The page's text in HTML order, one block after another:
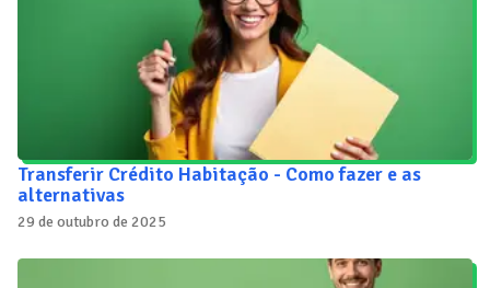
Transferir Crédito Habitação - Como fazer e as
alternativas
29 de outubro de 2025